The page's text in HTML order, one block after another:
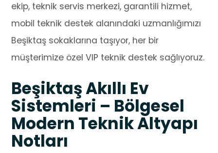
ekip, teknik servis merkezi, garantili hizmet,
mobil teknik destek alanındaki uzmanlığımızı
Beşiktaş sokaklarına taşıyor, her bir
müşterimize özel VIP teknik destek sağlıyoruz.
Beşiktaş Akıllı Ev
Sistemleri – Bölgesel
Modern Teknik Altyapı
Notları